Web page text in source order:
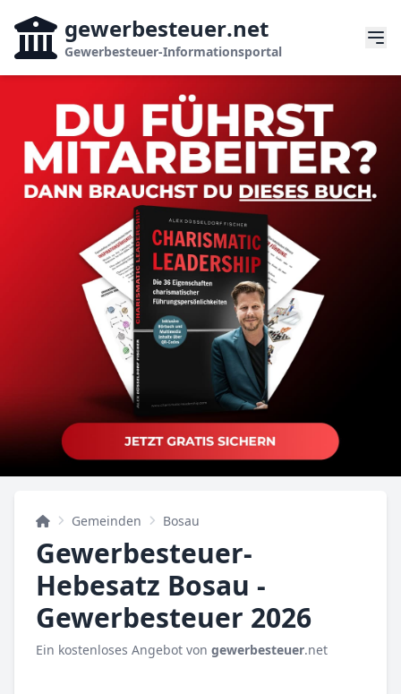
gewerbesteuer.net
Gewerbesteuer-Informationsportal
Gemeinden Bosau
Gewerbesteuer-
Hebesatz Bosau -
Gewerbesteuer 2026
Ein kostenloses Angebot von gewerbesteuer.net